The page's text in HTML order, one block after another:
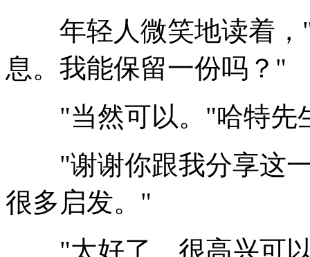
年轻人微笑地读着，"
息。我能保留一份吗？"
"当然可以。"哈特先
"谢谢你跟我分享这一
很多启发。"
"太好了。很高兴可以